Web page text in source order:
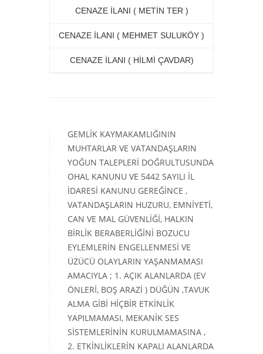
CENAZE İLANI ( METİN TER )
CENAZE İLANI ( MEHMET SULUKÖY )
CENAZE İLANI ( HİLMİ ÇAVDAR)
GEMLİK KAYMAKAMLIĞININ
MUHTARLAR VE VATANDAŞLARIN
YOĞUN TALEPLERİ DOĞRULTUSUNDA
OHAL KANUNU VE 5442 SAYILI İL
İDARESİ KANUNU GEREĞİNCE ,
VATANDAŞLARIN HUZURU, EMNİYETİ,
CAN VE MAL GÜVENLİĞİ, HALKIN
BİRLİK BERABERLİĞİNİ BOZUCU
EYLEMLERİN ENGELLENMESİ VE
ÜZÜCÜ OLAYLARIN YAŞANMAMASI
AMACIYLA ; 1. AÇIK ALANLARDA (EV
ÖNLERİ, BOŞ ARAZİ ) DÜĞÜN ,TAVUK
ALMA GİBİ HİÇBİR ETKİNLİK
YAPILMAMASI, MEKANİK SES
SİSTEMLERİNİN KURULMAMASINA ,
2. ETKİNLİKLERİN KAPALI ALANLARDA